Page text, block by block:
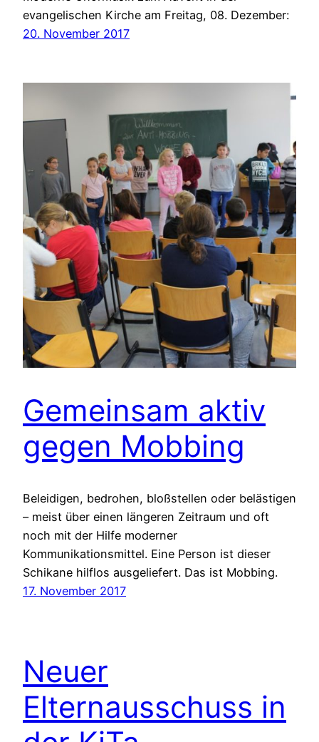
evangelischen Kirche am Freitag, 08. Dezember:
20. November 2017
Gemeinsam aktiv
gegen Mobbing
Beleidigen, bedrohen, bloßstellen oder belästigen
– meist über einen längeren Zeitraum und oft
noch mit der Hilfe moderner
Kommunikationsmittel. Eine Person ist dieser
Schikane hilflos ausgeliefert. Das ist Mobbing.
17. November 2017
Neuer
Elternausschuss in